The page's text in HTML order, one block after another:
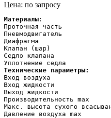
Цена: по запросу
Материалы :
Проточная часть
Пневмодвигатель
Диафрагма
Клапан (шар)
Седло клапана
Технические параметры:
Вход воздуха
Вход жидкости
Выход жидкости
Производительность max
Макс. высота сухого
Давление воздуха max